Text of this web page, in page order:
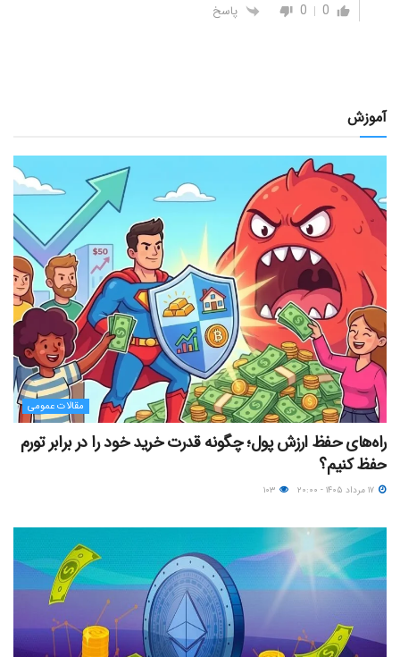
0
0 پاسخ
آموزش
مقالات عمومی
راه‌های حفظ ارزش پول؛ چگونه قدرت خرید خود را در برابر تورم
حفظ کنیم؟